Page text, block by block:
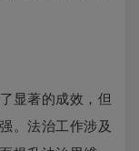
显著的成效，但
。法治工作涉及